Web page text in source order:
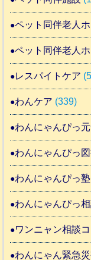
ペット同伴老人
ペット同伴老人
レスパイトケア
わんケア (339)
わんにゃんぴっ
わんにゃんぴっ
わんにゃんぴっ塾
わんにゃんぴっ
ワンニャン相談
わんにゃん緊急